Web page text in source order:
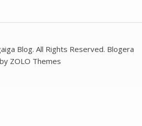
Blog. All Rights Reserved. Blogera
by ZOLO Themes